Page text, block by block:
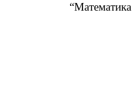
“Математика